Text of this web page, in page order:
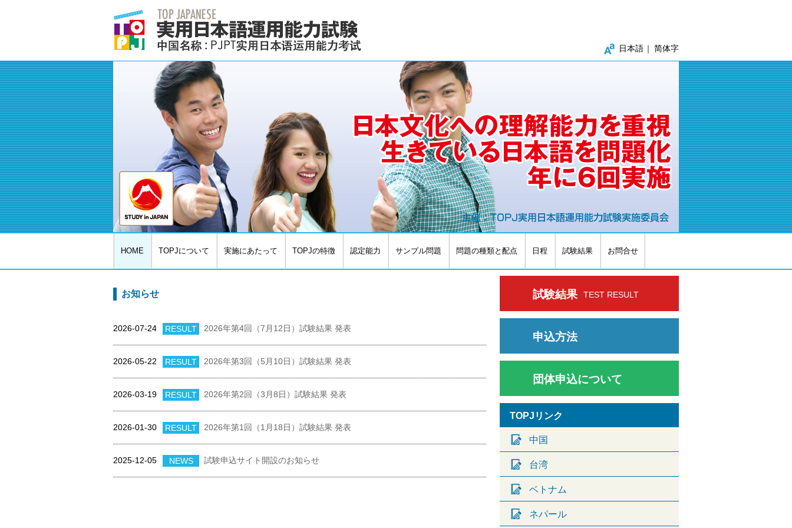
日本語 简体字
HOME TOPJについて 実施にあたって TOPJの特徴 認定能力 サンプル問題 問題の種類と配点 日程 試験結果 お問合せ
お知らせ
2026-07-24 RESULT 2026年第4回（7月12日）試験結果 発表
2026-05-22 RESULT 2026年第3回（5月10日）試験結果 発表
2026-03-19 RESULT 2026年第2回（3月8日）試験結果 発表
2026-01-30 RESULT 2026年第1回（1月18日）試験結果 発表
2025-12-05 NEWS 試験申込サイト開設のお知らせ
試験結果 TEST RESULT
申込方法
団体申込について
TOPJリンク
中国
台湾
ベトナム
ネパール